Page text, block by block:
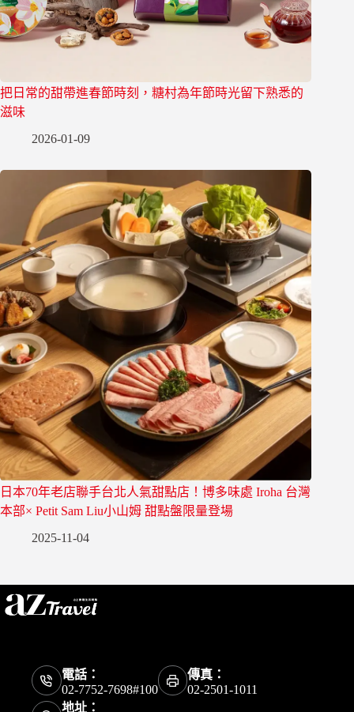
把日常的甜帶進春節時刻，糖村為年節時光留下熟悉的
滋味
2026-01-09
日本70年老店聯手台北人氣甜點店！博多味處 Iroha 台灣
本部× Petit Sam Liu小山姆 甜點盤限量登場
2025-11-04
電話：
02-7752-7698#100
傳真：
02-2501-1011
地址：